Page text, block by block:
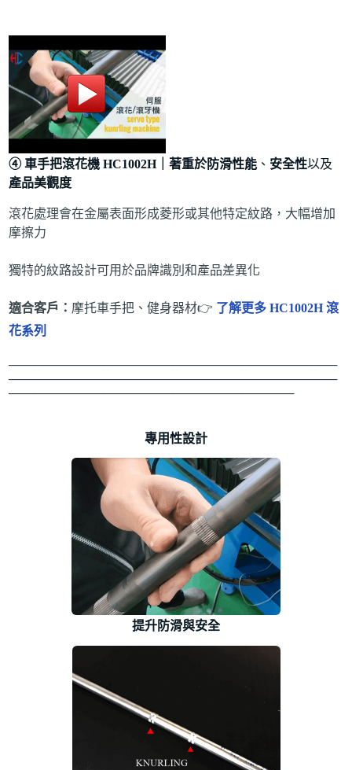
④ 車手把滾花機 HC1002H｜ 著重於防滑性能、 安全性以及
產品美觀度
滾花處理會在金屬表面形成菱形或其他特定紋路，大幅增加
摩擦力
獨特的紋路設計可用於品牌識別和產品差異化
適合客戶： 摩托車手把、健身器材👉 了解更多 HC1002H 滾
花系列
──────────────────────────────────────
──────────────────────────────────────
─────────────────────────────────
專用性設計
提升防滑與安全